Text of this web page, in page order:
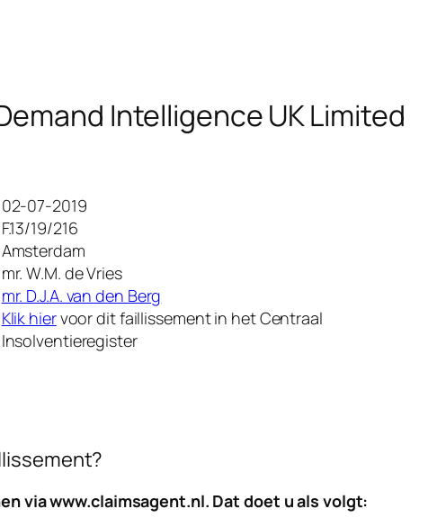
Intelligence UK Limited
02-07-2019
F.13/19/216
Amsterdam
mr. W.M. de Vries
mr. D.J.A. van den Berg
Klik hiervoor dit faillissement in het Centraal
Insolventieregister
viawww.claimsagent.nl. Dat doet u als volgt: